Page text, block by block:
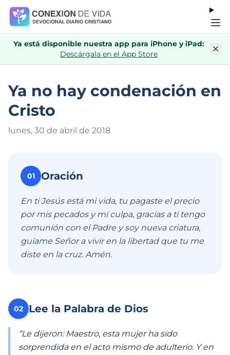
Ya está disponible nuestra app para iPhone y iPad:
Descárgala en el App Store
Ya no hay condenación en
Cristo
lunes, 30 de abril de 2018
01 Oración
En ti Jesús está mi vida, tu pagaste el precio
por mis pecados y mi culpa, gracias a ti tengo
comunión con el Padre y soy nueva criatura,
guíame Señor a vivir en la libertad que tu me
diste en la cruz. Amén.
02 Lee la Palabra de Dios
“Le dijeron: Maestro, esta mujer ha sido
sorprendida en el acto mismo de adulterio. Y en